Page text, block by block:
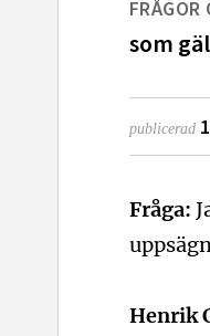
FRÅGOR
som
publicerad
Fråga:
Henrik